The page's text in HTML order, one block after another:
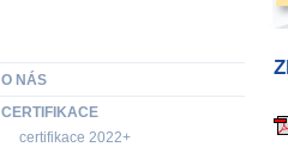
O NÁS
CERTIFIKACE
certifikace 2022+